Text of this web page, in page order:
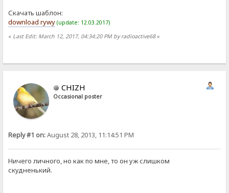
Скачать шаблон:
download rywy (update: 12.03.2017)
« Last Edit: March 12, 2017, 04:34:20 PM by radioactive68»
CHIZH
Occasional poster
Reply #1 on:August 28, 2013, 11:14:51 PM
Ничего личного, но как по мне, то он уж слишком
скудненький.